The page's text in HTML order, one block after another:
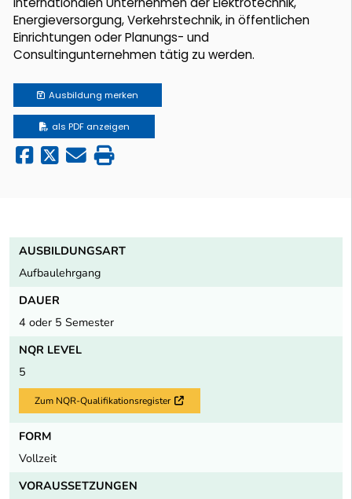
Energieversorgung, Verkehrstechnik, in öffentlichen
Einrichtungen oder Planungs- und
Consultingunternehmen tätig zu werden.
Ausbildung merken
als PDF anzeigen
AUSBILDUNGSART
Aufbaulehrgang
DAUER
4 oder 5 Semester
NQR LEVEL
5
Zum NQR-Qualifikationsregister Externer Link
FORM
Vollzeit
VORAUSSETZUNGEN